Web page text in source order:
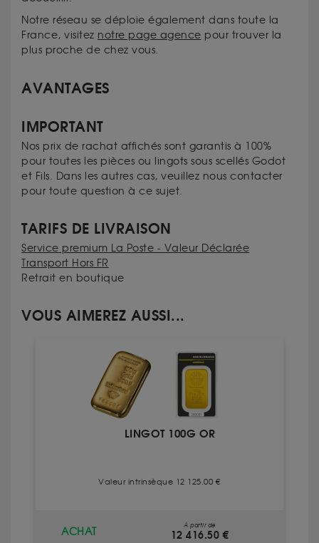
Notre réseau se déploie également dans toute la
France, visitez notre page agence pour trouver la
plus proche de chez vous.
AVANTAGES
IMPORTANT
Nos prix de rachat affichés sont garantis à 100%
pour toutes les pièces ou lingots sous scellés Godot
et Fils. Dans les autres cas, veuillez nous contacter
pour toute question à ce sujet.
TARIFS DE LIVRAISON
Service premium La Poste - Valeur Déclarée
Transport Hors FR
Retrait en boutique
VOUS AIMEREZ AUSSI...
LINGOT 100G OR
Valeur intrinsèque 12 125.00 €
ACHAT
À partir de
12 416.50 €